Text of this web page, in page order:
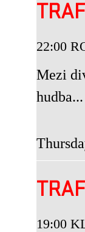
22:00
Mezi
hudba...
19:00